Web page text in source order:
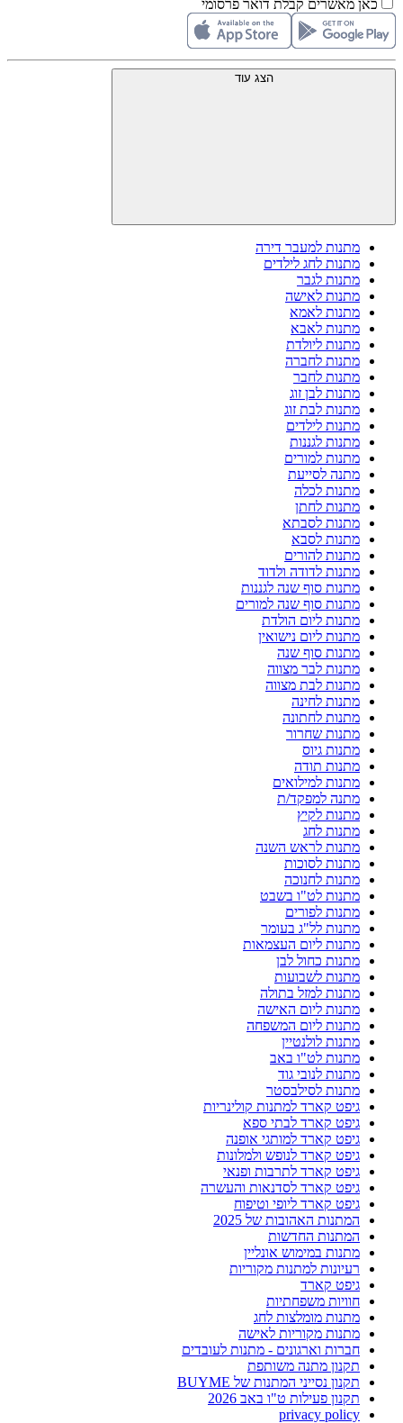
כאן מאשרים קבלת דואר פרסומי
הצג עוד
מתנות למעבר דירה
מתנות לחג לילדים
מתנות לגבר
מתנות לאישה
מתנות לאמא
מתנות לאבא
מתנות ליולדת
מתנות לחברה
מתנות לחבר
מתנות לבן זוג
מתנות לבת זוג
מתנות לילדים
מתנות לגננות
מתנות למורים
מתנה לסייעת
מתנות לכלה
מתנות לחתן
מתנות לסבתא
מתנות לסבא
מתנות להורים
מתנות לדודה ולדוד
מתנות סוף שנה לגננות
מתנות סוף שנה למורים
מתנות ליום הולדת
מתנות ליום נישואין
מתנות סוף שנה
מתנות לבר מצווה
מתנות לבת מצווה
מתנות לחינה
מתנות לחתונה
מתנות שחרור
מתנות גיוס
מתנות תודה
מתנות למילואים
מתנה למפקד/ת
מתנות לקיץ
מתנות לחג
מתנות לראש השנה
מתנות לסוכות
מתנות לחנוכה
מתנות לט"ו בשבט
מתנות לפורים
מתנות לל"ג בעומר
מתנות ליום העצמאות
מתנות כחול לבן
מתנות לשבועות
מתנות למזל בתולה
מתנות ליום האישה
מתנות ליום המשפחה
מתנות לולנטיין
מתנות לט"ו באב
מתנות לנובי גוד
מתנות לסילבסטר
גיפט קארד למתנות קולינריות
גיפט קארד לבתי ספא
גיפט קארד למותגי אופנה
גיפט קארד לנופש ולמלונות
גיפט קארד לתרבות ופנאי
גיפט קארד לסדנאות והעשרה
גיפט קארד ליופי וטיפוח
המתנות האהובות של 2025
המתנות החדשות
מתנות במימוש אונליין
רעיונות למתנות מקוריות
גיפט קארד
חוויות משפחתיות
מתנות מומלצות לחג
מתנות מקוריות לאישה
חברות וארגונים - מתנות לעובדים
תקנון מתנה משותפת
תקנון נסייני המתנות של BUYME
תקנון פעילות ט"ו באב 2026
privacy policy